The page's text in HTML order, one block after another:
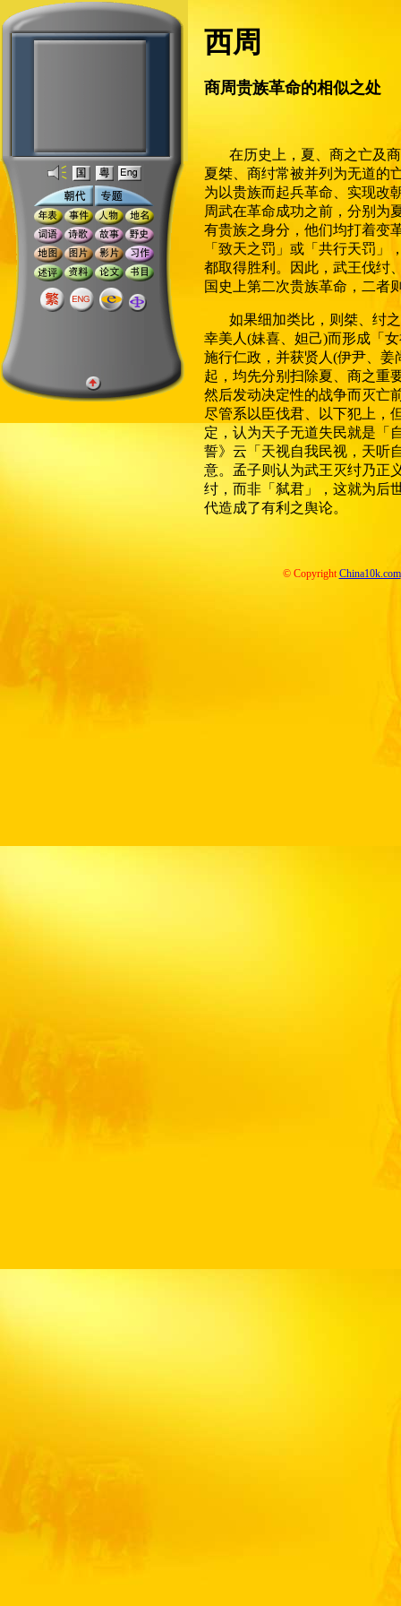
西周
商周贵族革命的相似之处
在历史上，夏、商之亡及
夏桀、商纣常被并列为无道的
为以贵族而起兵革命、实现改
周武在革命成功之前，分别为
有贵族之身分，他们均打着变
「致天之罚」或「共行天罚」
都取得胜利。因此，武王伐纣
国史上第二次贵族革命，二者
如果细加类比，则桀、纣
幸美人(妹喜、妲己)而形成「
施行仁政，并获贤人(伊尹、姜
起，均先分别扫除夏、商之重
然后发动决定性的战争而灭亡
尽管系以臣伐君、以下犯上，
定，认为天子无道失民就是「
誓》云「天视自我民视，天听
意。孟子则认为武王灭纣乃正
纣，而非「弑君」，这就为后
代造成了有利之舆论。
© CopyrightChina10k.com